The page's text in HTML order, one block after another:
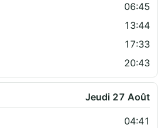
06:45
13:44
17:33
20:43
Jeudi 27 Août
04:41